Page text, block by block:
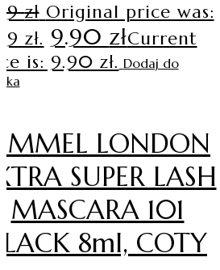
zł Original price was:
zł. 9.90 złCurrent
is: 9.90 zł. Dodaj do
LONDON
SUPER LASH
MASCARA 101
8ml, COTY